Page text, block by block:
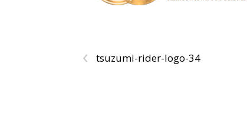
‹ tsuzumi-rider-logo-34